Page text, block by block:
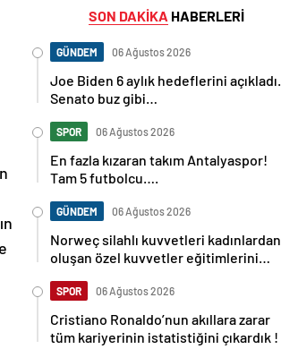
SON DAKİKA HABERLERİ
GÜNDEM 06 Ağustos 2026
Joe Biden 6 aylık hedeflerini açıkladı.
Senato buz gibi…
SPOR 06 Ağustos 2026
En fazla kızaran takım Antalyaspor!
Tam 5 futbolcu….
GÜNDEM 06 Ağustos 2026
Norweç silahlı kuvvetleri kadınlardan
oluşan özel kuvvetler eğitimlerini
SPOR 06 Ağustos 2026
Cristiano Ronaldo’nun akıllara zarar
tüm kariyerinin istatistiğini çıkardık !